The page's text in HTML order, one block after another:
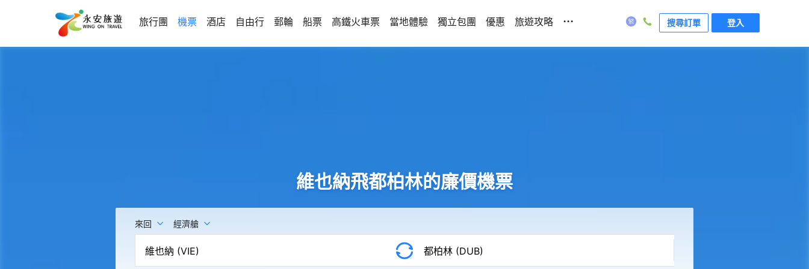
旅行團 機票 酒店 自由行 郵輪 船票 高鐵火車票 當地體驗 獨立包團 優惠 旅遊攻略 ... 搜尋訂單 登入
維也納飛都柏林的廉價機票
來回 經濟艙